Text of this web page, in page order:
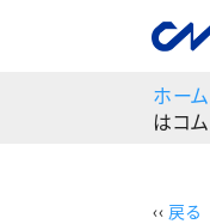
ホーム
はコ
‹‹ 戻る